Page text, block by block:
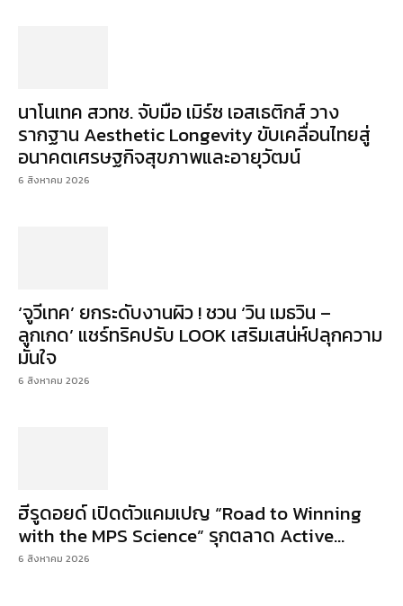
นาโนเทค สวทช. จับมือ เมิร์ซ เอสเธติกส์ วาง
รากฐาน Aesthetic Longevity ขับเคลื่อนไทยสู่
อนาคตเศรษฐกิจสุขภาพและอายุวัฒน์
6 สิงหาคม 2026
‘จูวีเทค’ ยกระดับงานผิว ! ชวน ‘วิน เมธวิน –
ลูกเกด’ แชร์ทริคปรับ LOOK เสริมเสน่ห์ปลุกความ
มั่นใจ
6 สิงหาคม 2026
ฮีรูดอยด์ เปิดตัวแคมเปญ “Road to Winning
with the MPS Science” รุกตลาด Active...
6 สิงหาคม 2026